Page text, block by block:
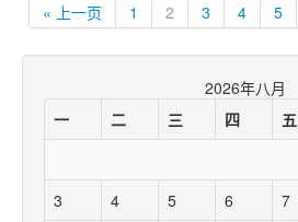
« 上一页 1 2 3 4 5
2026年八月
一
二 三 四 五
3
4 5 6 7